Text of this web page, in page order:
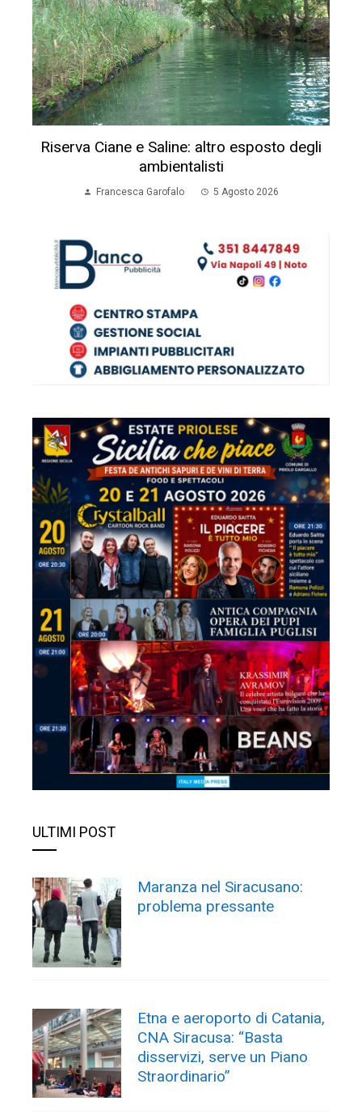
Riserva Ciane e Saline: altro esposto degli
ambientalisti
Francesca Garofalo 5 Agosto 2026
ULTIMI POST
Maranza nel Siracusano:
problema pressante
Etna e aeroporto di Catania,
CNA Siracusa: “Basta
disservizi, serve un Piano
Straordinario”